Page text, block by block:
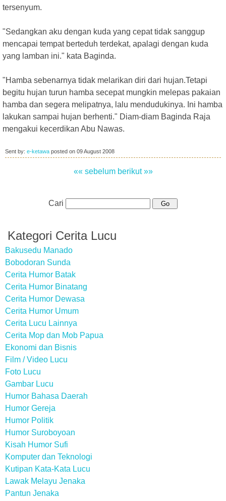
tersenyum.
"Sedangkan aku dengan kuda yang cepat tidak sanggup
mencapai tempat berteduh terdekat, apalagi dengan kuda
yang lamban ini." kata Baginda.
"Hamba sebenarnya tidak melarikan diri dari hujan.Tetapi
begitu hujan turun hamba secepat mungkin melepas pakaian
hamba dan segera melipatnya, lalu mendudukinya. Ini hamba
lakukan sampai hujan berhenti." Diam-diam Baginda Raja
mengakui kecerdikan Abu Nawas.
Sent by: e-ketawa posted on 09 August 2008
«« sebelum berikut »»
Cari
Kategori Cerita Lucu
Bakusedu Manado
Bobodoran Sunda
Cerita Humor Batak
Cerita Humor Binatang
Cerita Humor Dewasa
Cerita Humor Umum
Cerita Lucu Lainnya
Cerita Mop dan Mob Papua
Ekonomi dan Bisnis
Film / Video Lucu
Foto Lucu
Gambar Lucu
Humor Bahasa Daerah
Humor Gereja
Humor Politik
Humor Suroboyoan
Kisah Humor Sufi
Komputer dan Teknologi
Kutipan Kata-Kata Lucu
Lawak Melayu Jenaka
Pantun Jenaka